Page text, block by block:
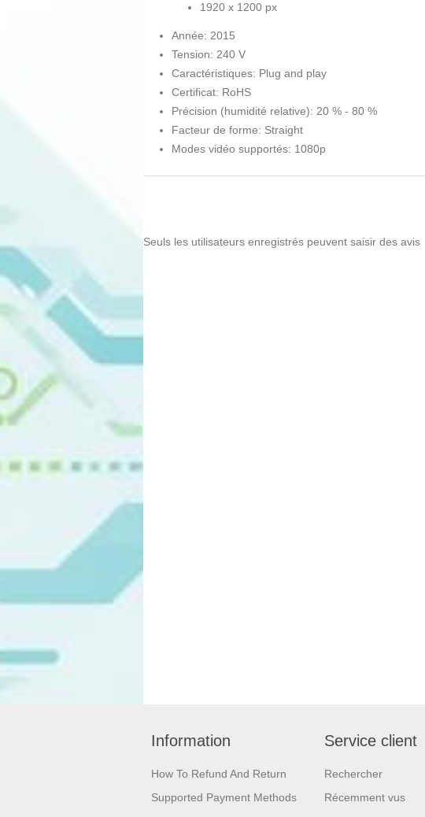
1920 x 1200 px
Année: 2015
Tension: 240 V
Caractéristiques: Plug and play
Certificat: RoHS
Précision (humidité relative): 20 % - 80 %
Facteur de forme: Straight
Modes vidéo supportés: 1080p
Seuls les utilisateurs enregistrés peuvent saisir des avis
Information
How To Refund And Return
Supported Payment Methods
Service client
Rechercher
Récemment vus